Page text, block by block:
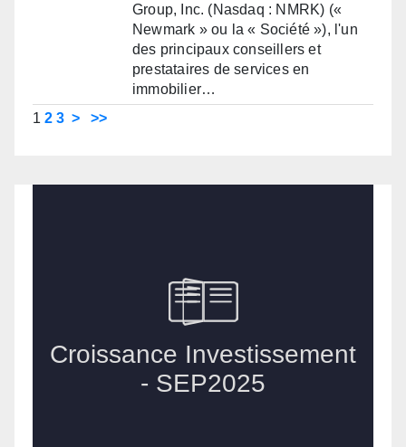
Group, Inc. (Nasdaq : NMRK) («
Newmark » ou la « Société »), l'un
des principaux conseillers et
prestataires de services en
immobilier…
1 2 3 > >>